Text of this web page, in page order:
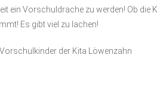
ein Vorschuldrache zu werden! Ob die
Es gibt viel zu lachen!
der Kita Löwenzahn